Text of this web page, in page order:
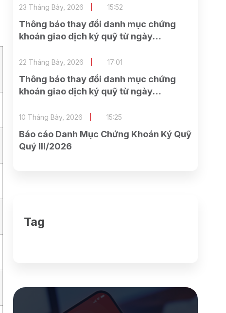
Thông báo thay đổi danh mục chứng
khoán giao dịch ký quỹ từ ngày
23 Tháng Bảy, 2026 15:52
Thông báo thay đổi danh mục chứng
khoán giao dịch ký quỹ từ ngày
22 Tháng Bảy, 2026 17:01
Báo cáo Danh Mục Chứng Khoán Ký Quỹ
Quý III/2026
10 Tháng Bảy, 2026 15:25
Tag